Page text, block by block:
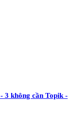
3 không cần Topik -